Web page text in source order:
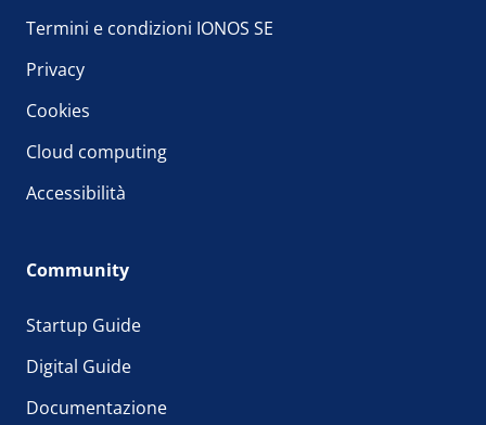
Termini e condizioni IONOS SE
Privacy
Cookies
Cloud computing
Accessibilità
Community
Startup Guide
Digital Guide
Documentazione